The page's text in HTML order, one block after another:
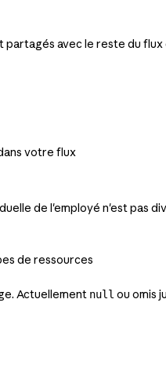
partagés avec le reste du
votre flux
de l'employé n'est pas
de ressources
Actuellement null ou omis